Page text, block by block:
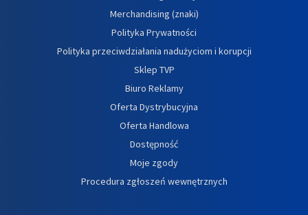
Merchandising (znaki)
Polityka Prywatności
Polityka przeciwdziałania nadużyciom i korupcji
Sklep TVP
Biuro Reklamy
Oferta Dystrybucyjna
Oferta Handlowa
Dostępność
Moje zgody
Procedura zgłoszeń wewnętrznych